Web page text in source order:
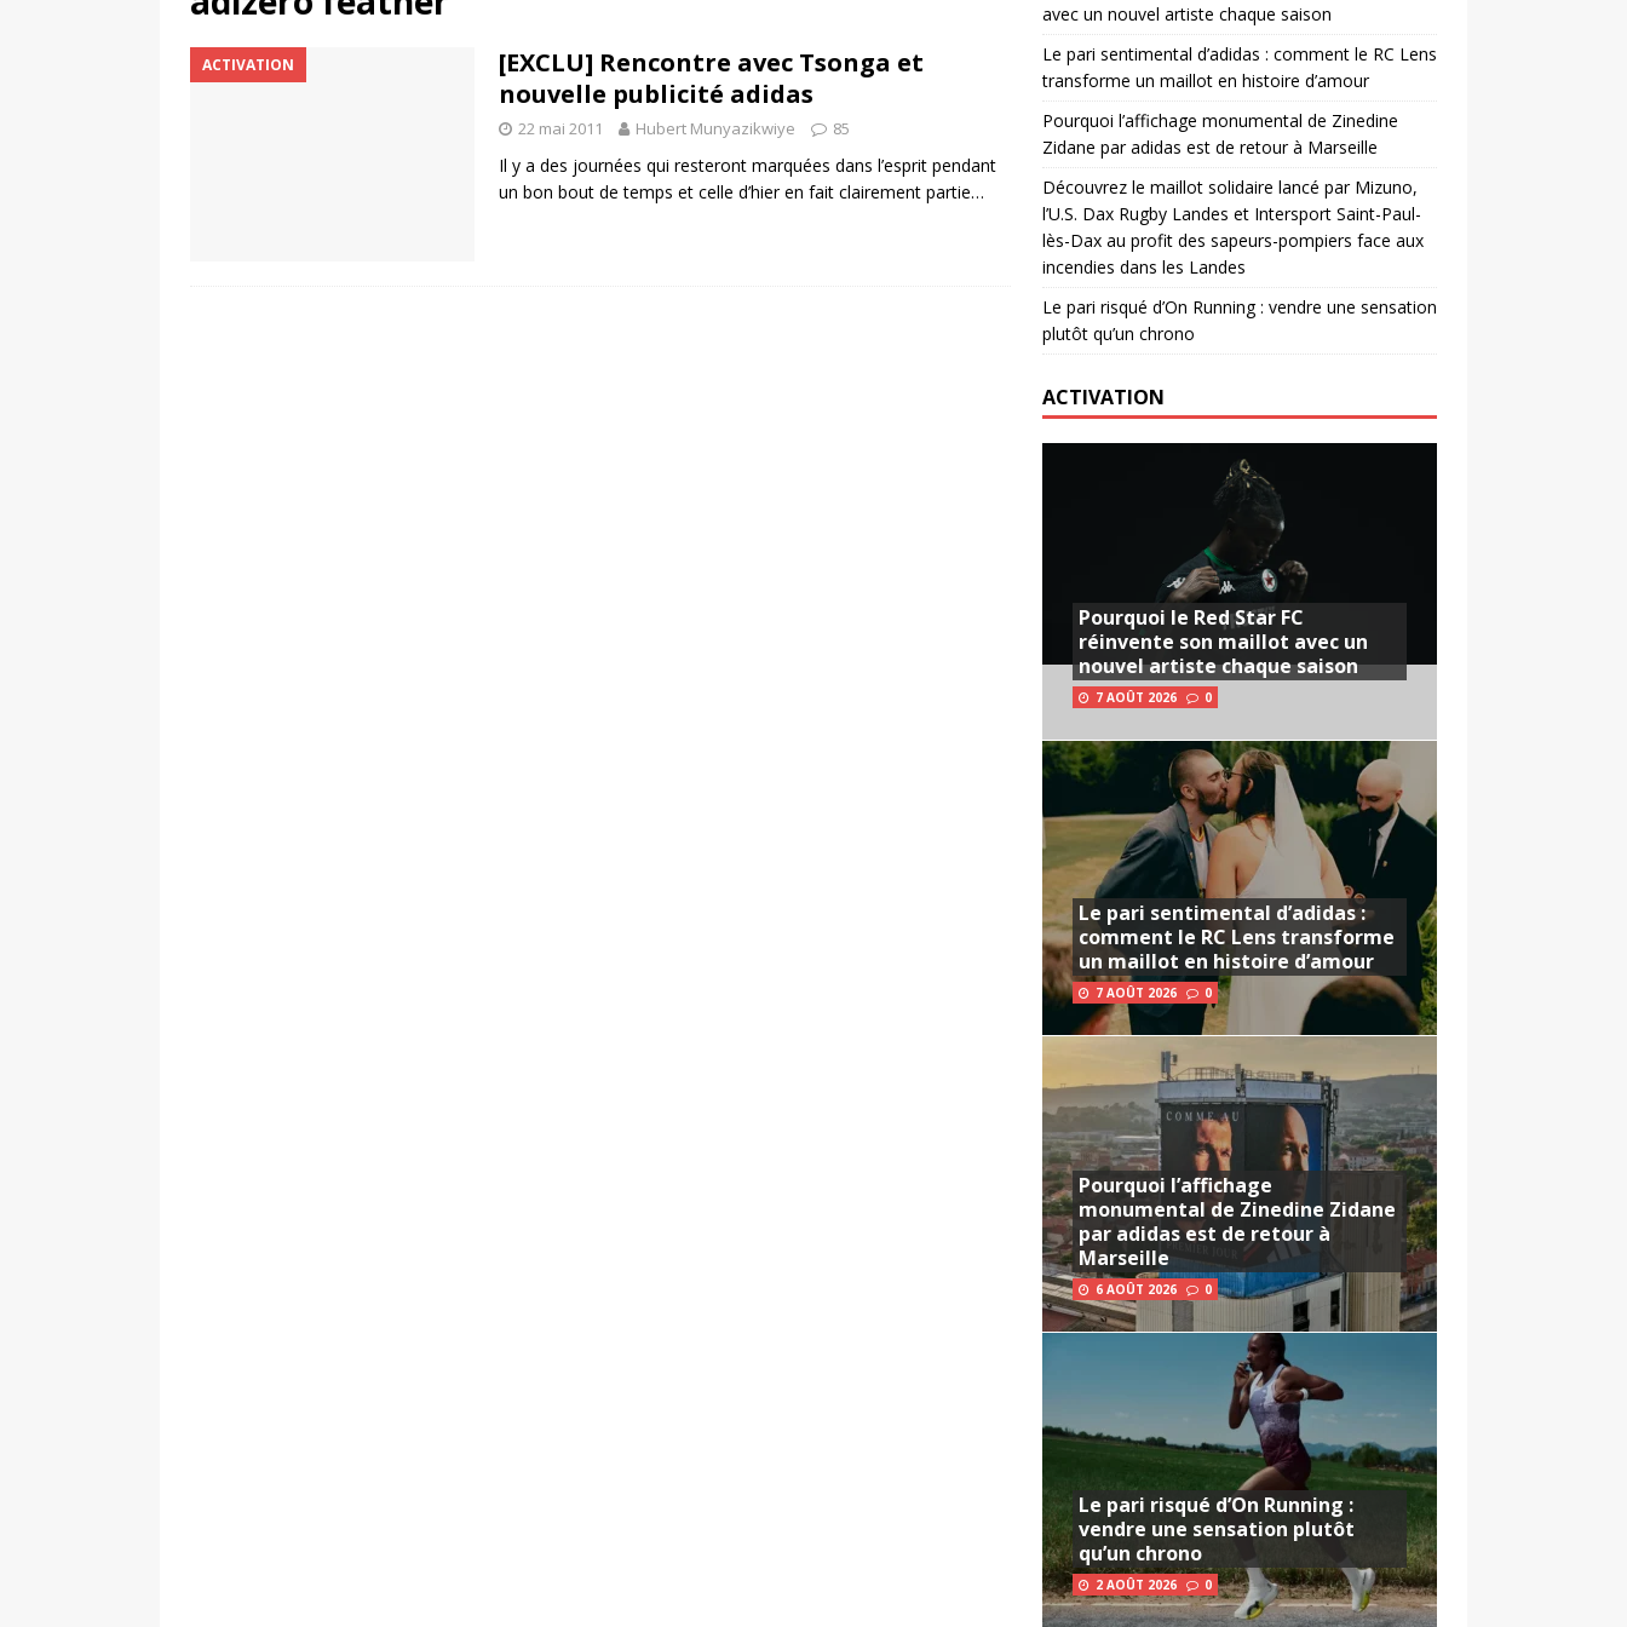
Saint-Paul-lès-Dax au profit des sapeurs-pompiers face aux incendies dans les Landes
RUGBY
Le pari risqué d’On Running : vendre une sensation plutôt qu’un chrono
ACTIVATION
[EXCLU] Rencontre avec Tsonga et
nouvelle publicité adidas
22 mai 2011 Hubert Munyazikwiye 85
Il y a des journées qui resteront marquées dans l’esprit pendant
un bon bout de temps et celle d’hier en fait clairement partie…
avec un nouvel artiste chaque saison
Le pari sentimental d’adidas : comment le RC Lens
transforme un maillot en histoire d’amour
Pourquoi l’affichage monumental de Zinedine
Zidane par adidas est de retour à Marseille
Découvrez le maillot solidaire lancé par Mizuno,
l’U.S. Dax Rugby Landes et Intersport Saint-Paul-
lès-Dax au profit des sapeurs-pompiers face aux
incendies dans les Landes
Le pari risqué d’On Running : vendre une sensation
plutôt qu’un chrono
ACTIVATION
Pourquoi le Red Star FC
réinvente son maillot avec un
nouvel artiste chaque saison
7 AOÛT 2026 0
Le pari sentimental d’adidas :
comment le RC Lens transforme
un maillot en histoire d’amour
7 AOÛT 2026 0
Pourquoi l’affichage
monumental de Zinedine Zidane
par adidas est de retour à
Marseille
6 AOÛT 2026 0
Le pari risqué d’On Running :
vendre une sensation plutôt
qu’un chrono
2 AOÛT 2026 0